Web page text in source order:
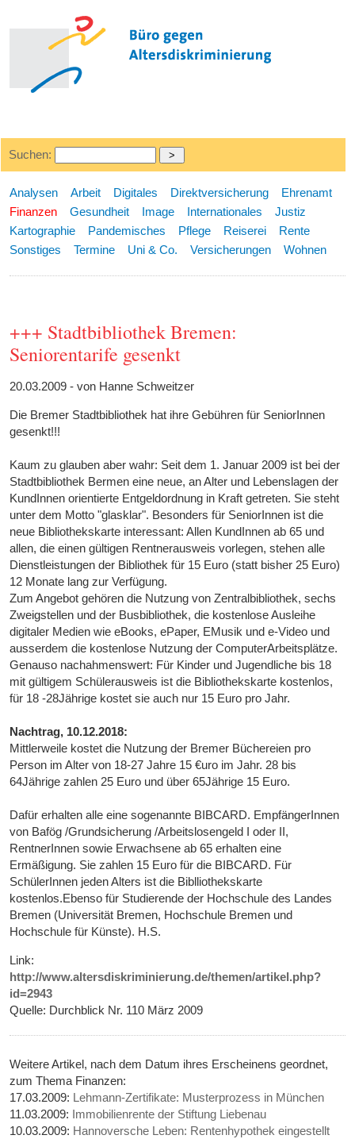
Suchen:
Analysen Arbeit Digitales Direktversicherung
Ehrenamt
Finanzen
Gesundheit Image Internationales
Justiz
Kartographie
Pandemisches Pflege Reiserei
Rente
Sonstiges
Termine Uni & Co. Versicherungen Wohnen
+++ Stadtbibliothek Bremen:
Seniorentarife gesenkt
20.03.2009 - von Hanne Schweitzer
Die Bremer Stadtbibliothek hat ihre Gebühren für SeniorInnen
gesenkt!!!
Kaum zu glauben aber wahr: Seit dem 1. Januar 2009 ist bei der
Stadtbibliothek Bermen eine neue, an Alter und Lebenslagen der
KundInnen orientierte Entgeldordnung in Kraft getreten. Sie steht
unter dem Motto "glasklar". Besonders für SeniorInnen ist die
neue Bibliothekskarte interessant: Allen KundInnen ab 65 und
allen, die einen gültigen Rentnerausweis vorlegen, stehen alle
Dienstleistungen der Bibliothek für 15 Euro (statt bisher 25 Euro)
12 Monate lang zur Verfügung.
Zum Angebot gehören die Nutzung von Zentralbibliothek, sechs
Zweigstellen und der Busbibliothek, die kostenlose Ausleihe
digitaler Medien wie eBooks, ePaper, EMusik und e-Video und
ausserdem die kostenlose Nutzung der ComputerArbeitsplätze.
Genauso nachahmenswert: Für Kinder und Jugendliche bis 18
mit gültigem Schülerausweis ist die Bibliothekskarte kostenlos,
für 18 -28Jährige kostet sie auch nur 15 Euro pro Jahr.
Nachtrag, 10.12.2018:
Mittlerweile kostet die Nutzung der Bremer Büchereien pro
Person im Alter von 18-27 Jahre 15 €uro im Jahr. 28 bis
64Jährige zahlen 25 Euro und über 65Jährige 15 Euro.
Dafür erhalten alle eine sogenannte BIBCARD. EmpfängerInnen
von Bafög /Grundsicherung /Arbeitslosengeld I oder II,
RentnerInnen sowie Erwachsene ab 65 erhalten eine
Ermäßigung. Sie zahlen 15 Euro für die BIBCARD. Für
SchülerInnen jeden Alters ist die Biblliothekskarte
kostenlos.Ebenso für Studierende der Hochschule des Landes
Bremen (Universität Bremen, Hochschule Bremen und
Hochschule für Künste). H.S.
Link:
http://www.altersdiskriminierung.de/themen/artikel.php?
id=2943
Quelle: Durchblick Nr. 110 März 2009
Weitere Artikel, nach dem Datum ihres Erscheinens geordnet,
zum Thema Finanzen:
17.03.2009: Lehmann-Zertifikate: Musterprozess in München
11.03.2009: Immobilienrente der Stiftung Liebenau
10.03.2009: Hannoversche Leben: Rentenhypothek eingestellt